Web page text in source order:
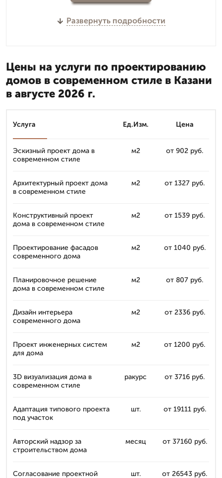
Развернуть подробности
Цены на услуги по проектированию
домов в современном стиле в Казани
в августе 2026 г.
Услуга Ед.Изм. Цена
Эскизный проект дома в
современном стиле
м2 от 902 руб.
Архитектурный проект дома
в современном стиле
м2 от 1327 руб.
Конструктивный проект
дома в современном стиле
м2 от 1539 руб.
Проектирование фасадов
современного дома
м2 от 1040 руб.
Планировочное решение
дома в современном стиле
м2 от 807 руб.
Дизайн интерьера
современного дома
м2 от 2336 руб.
Проект инженерных систем
для дома
м2 от 1200 руб.
3D визуализация дома в
современном стиле
ракурс от 3716 руб.
Адаптация типового проекта
под участок
шт. от 19111 руб.
Авторский надзор за
строительством дома
месяц от 37160 руб.
Согласование проектной
шт. от 26543 руб.